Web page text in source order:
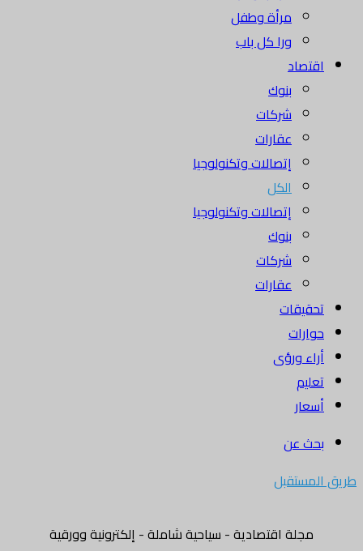
مرأة وطفل
ورا كل باب
اقتصاد
بنوك
شركات
عقارات
إتصالات وتكنولوجيا
الكل
إتصالات وتكنولوجيا
بنوك
شركات
عقارات
تحقيقات
حوارات
أراء ورؤى
تعليم
أسعار
بحث عن
طريق المستقبل
مجلة اقتصادية - سياحية شاملة - إلكترونية وورقية